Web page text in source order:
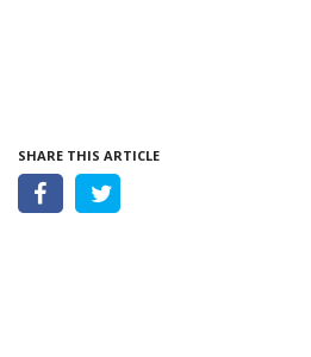
SHARE THIS ARTICLE